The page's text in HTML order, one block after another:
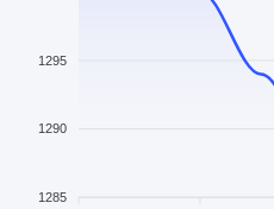
1295
1290
1285